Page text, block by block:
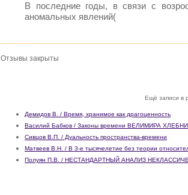
В последние годы, в связи с
аномальных явлений(
Отзывы закрыты
Ещё записи в
Демидов В. / Время, хранимое как драгоценность
Василий Бабков / Законы времени ВЕЛИМИРА
Сивцов В.П. / Дуальность пространства-времени
Матвеев В.Н. / В 3-е тысячелетие без теории
Полуян П.В. / НЕСТАНДАРТНЫЙ АНАЛИЗ